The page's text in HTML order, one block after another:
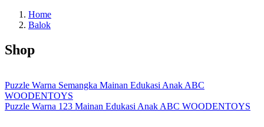
Home
Balok
Shop
Puzzle Warna Semangka Mainan Edukasi Anak ABC
WOODENTOYS
Puzzle Warna 123 Mainan Edukasi Anak ABC WOODENTOYS